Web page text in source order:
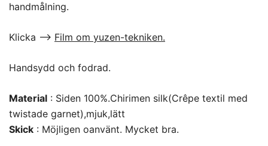
handmålning.
Klicka –> Film om yuzen-tekniken.
Handsydd och fodrad.
Material : Siden 100%.Chirimen silk(Crêpe textil med
twistade garnet),mjuk,lätt
Skick : Möjligen oanvänt. Mycket bra.